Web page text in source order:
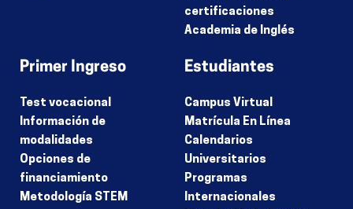
certificaciones
Academia de Inglés
Primer Ingreso
Test vocacional
Información de
modalidades
Opciones de
financiamiento
Metodología STEM
Estudiantes
Campus Virtual
Matrícula En Línea
Calendarios
Universitarios
Programas
Internacionales